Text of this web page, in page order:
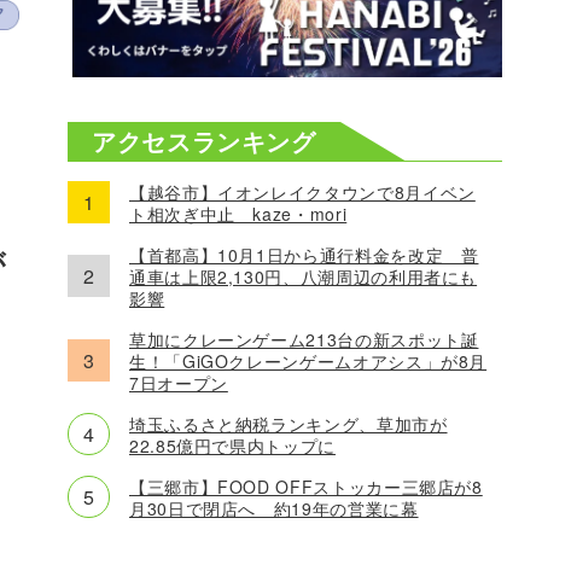
アクセスランキング
【越谷市】イオンレイクタウンで8月イベン
ト相次ぎ中止 kaze・mori
【首都高】10月1日から通行料金を改定 普
通車は上限2,130円、八潮周辺の利用者にも
影響
草加にクレーンゲーム213台の新スポット誕
生！「GiGOクレーンゲームオアシス」が8月
7日オープン
埼玉ふるさと納税ランキング、草加市が
22.85億円で県内トップに
【三郷市】FOOD OFFストッカー三郷店が8
月30日で閉店へ 約19年の営業に幕